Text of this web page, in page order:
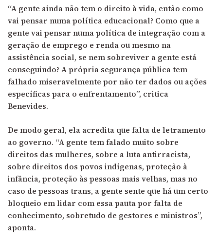
“A gente ainda não tem o direito à vida, então como
vai pensar numa política educacional? Como que a
gente vai pensar numa política de integração com a
geração de emprego e renda ou mesmo na
assistência social, se nem sobreviver a gente está
conseguindo? A própria segurança pública tem
falhado miseravelmente por não ter dados ou ações
específicas para o enfrentamento”, critica
Benevides.
De modo geral, ela acredita que falta de letramento
ao governo. “A gente tem falado muito sobre
direitos das mulheres, sobre a luta antirracista,
sobre direitos dos povos indígenas, proteção à
infância, proteção às pessoas mais velhas, mas no
caso de pessoas trans, a gente sente que há um certo
bloqueio em lidar com essa pauta por falta de
conhecimento, sobretudo de gestores e ministros”,
aponta.